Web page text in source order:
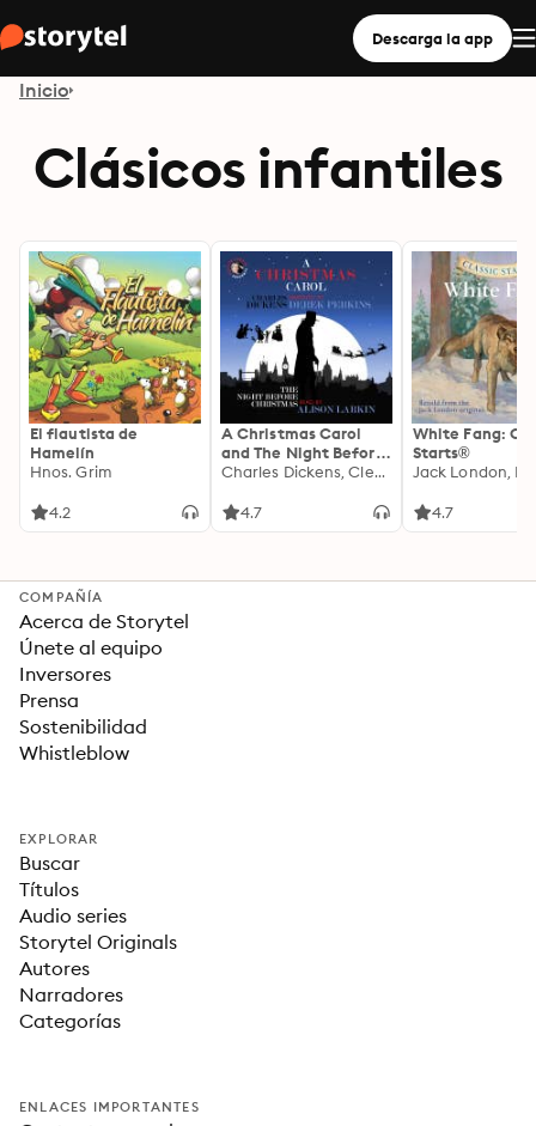
Descarga la app
Inicio
Clásicos infantiles
El flautista de
Hamelín
Hnos. Grim
4.2
A Christmas Carol
and The Night Before
Christmas: With
Alison Larkin
Charles Dickens, Clement Clarke Moore
4.7
White Fang:
Starts®
4.7
COMPAÑÍA
Acerca de Storytel
Únete al equipo
Inversores
Prensa
Sostenibilidad
Whistleblow
EXPLORAR
Buscar
Títulos
Audio series
Storytel Originals
Autores
Narradores
Categorías
ENLACES IMPORTANTES